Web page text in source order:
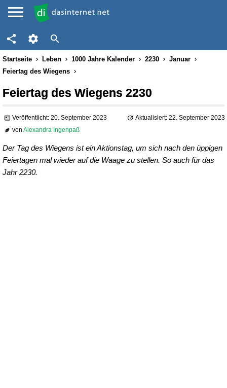
Startseite Leben 1000 Jahre Kalender 2230
Januar
Feiertag des Wiegens
Feiertag des Wiegens 2230
Veröffentlicht: 20. September 2023
Aktualisiert: 22. September 2023
vonAlexandra Ingenpaß
Der Tag des Wiegens ist ein Aktionstag, um sich nach den üppigen
Feiertagen mal wieder auf die Waage zu stellen. So auch für das
Jahr 2230.